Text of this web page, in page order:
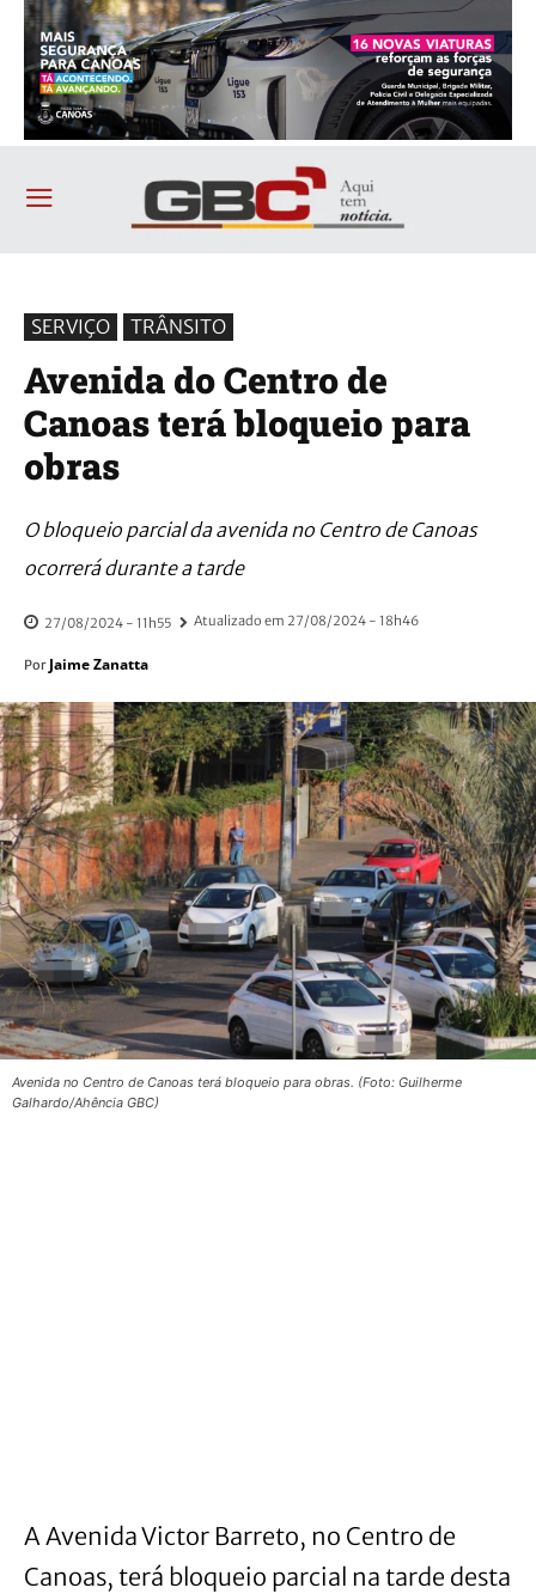
SERVIÇO TRÂNSITO
Avenida do Centro de
Canoas terá bloqueio para
obras
O bloqueio parcial da avenida no Centro de Canoas
ocorrerá durante a tarde
27/08/2024 - 11h55 Atualizado em 27/08/2024 - 18h46
Por Jaime Zanatta
Avenida no Centro de Canoas terá bloqueio para obras. (Foto: Guilherme
Galhardo/Ahência GBC)
A Avenida Victor Barreto, no Centro de
Canoas, terá bloqueio parcial na tarde desta